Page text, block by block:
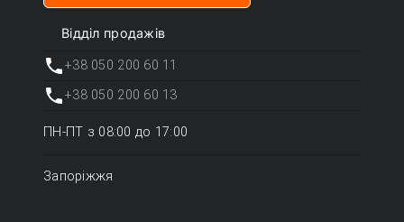
Відділ продажів
+38 050 200 60 11
+38 050 200 60 13
ПН-ПТ з 08:00 до 17:00
Запоріжжя